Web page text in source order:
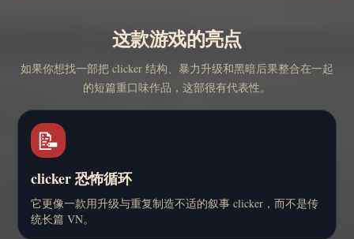
这款游戏的亮点
如果你想找一部把 clicker 结构、暴力升级和黑暗后果整合在一起
的短篇重口味作品，这部很有代表性。
📝
clicker 恐怖循环
它更像一款用升级与重复制造不适的叙事 clicker，而不是传
统长篇 VN。